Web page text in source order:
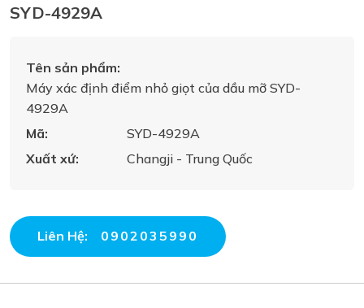
SYD-4929A
Tên sản phẩm:
Máy xác định điểm nhỏ giọt của dầu mỡ SYD-
4929A
Mã:
SYD-4929A
Xuất xứ:
Changji - Trung Quốc
Liên Hệ: 0902035990